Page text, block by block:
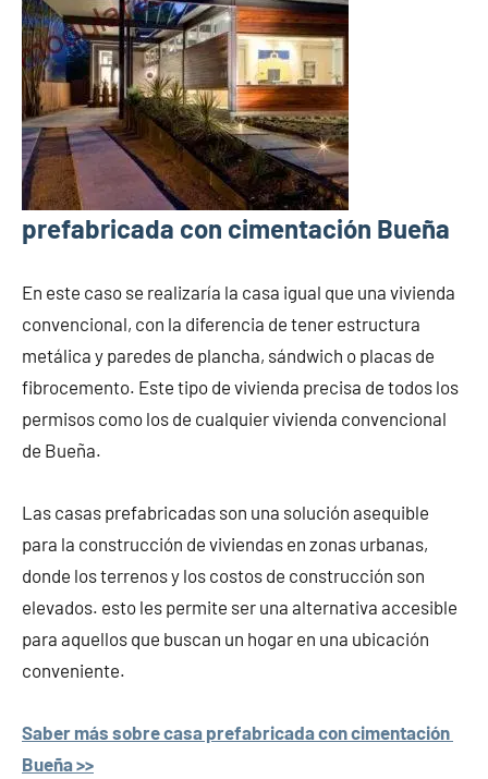
prefabricada con cimentación Bueña
En este caso se realizaría la casa igual que una vivienda
convencional, con la diferencia de tener estructura
metálica y paredes de plancha, sándwich o placas de
fibrocemento. Este tipo de vivienda precisa de todos los
permisos como los de cualquier vivienda convencional
de Bueña.
Las casas prefabricadas son una solución asequible
para la construcción de viviendas en zonas urbanas,
donde los terrenos y los costos de construcción son
elevados. esto les permite ser una alternativa accesible
para aquellos que buscan un hogar en una ubicación
conveniente.
Saber más sobre casa prefabricada con cimentación
Bueña >>